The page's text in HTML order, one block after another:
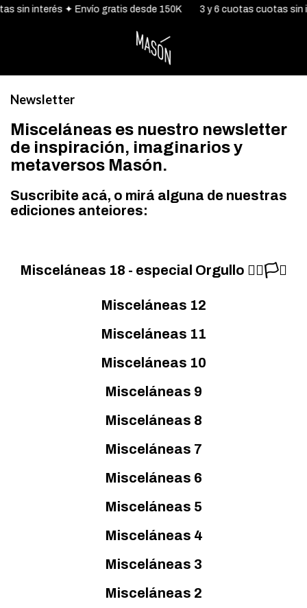
sin interés ✦ Envío gratis desde 150K 3 y 6 cuotas cuotas sin
Newsletter
Misceláneas es nuestro newsletter
de inspiración, imaginarios y
metaversos Masón.
Suscribite acá, o mirá alguna de nuestras
ediciones anteiores:
Misceláneas 18 - especial Orgullo 🏳️‍🌈🏳️‍⚧️
Misceláneas 12
Misceláneas 11
Misceláneas 10
Misceláneas 9
Misceláneas 8
Misceláneas 7
Misceláneas 6
Misceláneas 5
Misceláneas 4
Misceláneas 3
Misceláneas 2